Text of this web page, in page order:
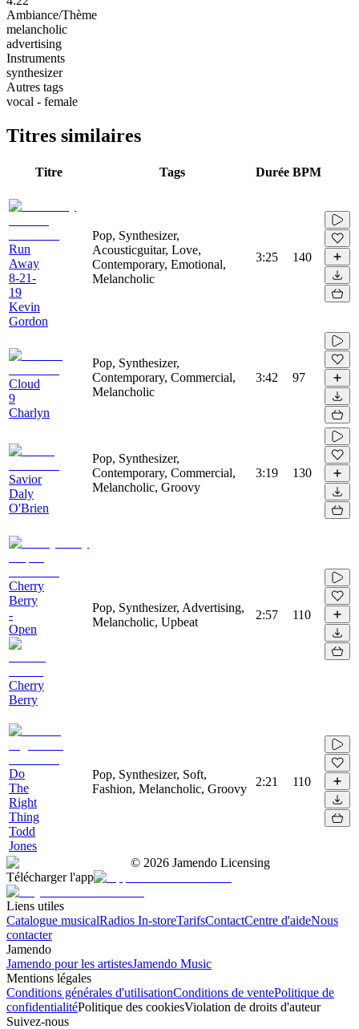
Ambiance/Thème
melancholic
advertising
Instruments
synthesizer
Autres tags
vocal - female
Titres similaires
Titre Tags Durée BPM
Run
Away
8-21-
19
Kevin
Gordon
Pop, Synthesizer,
Acousticguitar, Love,
Contemporary, Emotional,
Melancholic
3:25 140
Cloud
9
Charlyn
Pop, Synthesizer,
Contemporary, Commercial,
Melancholic
3:42 97
Savior
Daly
O'Brien
Pop, Synthesizer,
Contemporary, Commercial,
Melancholic, Groovy
3:19 130
Cherry
Berry
-
Open
Cherry
Berry
Pop, Synthesizer, Advertising,
Melancholic, Upbeat
2:57 110
Do
The
Right
Thing
Todd
Jones
Pop, Synthesizer, Soft,
Fashion, Melancholic, Groovy
2:21 110
© 2026 Jamendo Licensing
Télécharger l'app
Liens utiles
Catalogue musicalRadios In-storeTarifsContactCentre d'aideNous
contacter
Jamendo
Jamendo pour les artistesJamendo Music
Mentions légales
Conditions générales d'utilisationConditions de ventePolitique de
confidentialitéPolitique des cookiesViolation de droits d'auteur
Suivez-nous